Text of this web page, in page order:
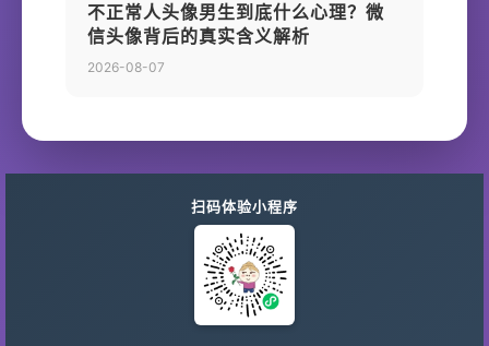
不正常人头像男生到底什么心理？微
信头像背后的真实含义解析
2026-08-07
扫码体验小程序